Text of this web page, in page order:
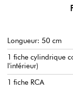
Longueur: 50 cm
1 fiche cylindrique
l'intérieur)
1 fiche RCA